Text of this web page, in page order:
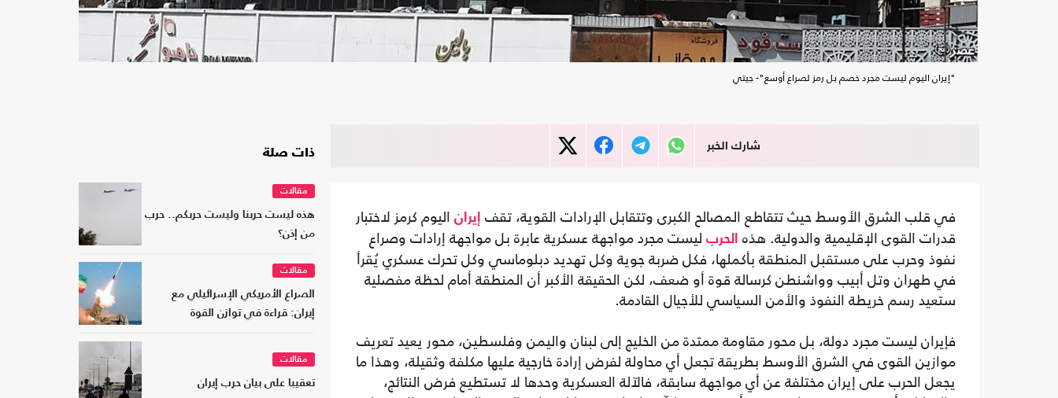
"إيران اليوم ليست مجرد خصم بل رمز لصراع أوسع"- جيتي
شارك الخبر
في قلب الشرق الأوسط حيث تتقاطع المصالح الكبرى وتتقابل الإرادات القوية، تقف إيران اليوم كرمز لاختبار
قدرات القوى الإقليمية والدولية. هذه
الحرب ليست مجرد مواجهة عسكرية عابرة بل مواجهة إرادات وصراع
نفوذ وحرب على مستقبل المنطقة بأكملها، فكل ضربة جوية وكل تهديد دبلوماسي وكل تحرك عسكري يُقرأ
في طهران وتل أبيب وواشنطن كرسالة قوة أو ضعف، لكن الحقيقة الأكبر أن المنطقة أمام لحظة مفصلية
ستعيد رسم خريطة النفوذ والأمن السياسي للأجيال القادمة.
فإيران ليست مجرد دولة، بل محور مقاومة ممتدة من الخليج إلى لبنان واليمن وفلسطين، محور يعيد تعريف
موازين القوى في الشرق الأوسط بطريقة تجعل أي محاولة لفرض إرادة خارجية عليها مكلفة وثقيلة، وهذا ما
يجعل الحرب على إيران مختلفة عن أي مواجهة سابقة، فالآلة العسكرية وحدها لا تستطيع فرض النتائج،
ذات صلة
مقالات
هذه ليست حربنا وليست حربكم.. حرب
من إذن؟
مقالات
الصراع الأمريكي الإسرائيلي مع
إيران: قراءة في توازن القوة
مقالات
تعقيبا على بيان حرب إيران